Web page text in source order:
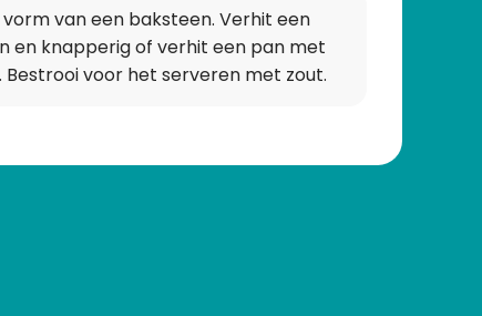
van een baksteen. Verhit een
en knapperig of verhit een pan met
voor het serveren met zout.